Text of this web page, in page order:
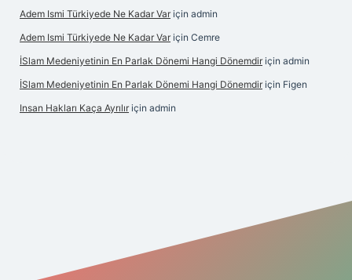
Adem Ismi Türkiyede Ne Kadar Var için admin
Adem Ismi Türkiyede Ne Kadar Var için Cemre
İSlam Medeniyetinin En Parlak Dönemi Hangi Dönemdir için admin
İSlam Medeniyetinin En Parlak Dönemi Hangi Dönemdir için Figen
Insan Hakları Kaça Ayrılır için admin